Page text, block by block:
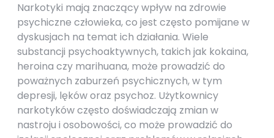
Narkotyki mają znaczący wpływ na zdrowie
psychiczne człowieka, co jest często pomijane w
dyskusjach na temat ich działania. Wiele
substancji psychoaktywnych, takich jak kokaina,
heroina czy marihuana, może prowadzić do
poważnych zaburzeń psychicznych, w tym
depresji, lęków oraz psychoz. Użytkownicy
narkotyków często doświadczają zmian w
nastroju i osobowości, co może prowadzić do